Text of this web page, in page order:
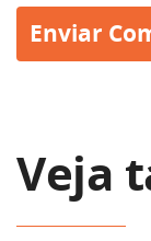
Veja